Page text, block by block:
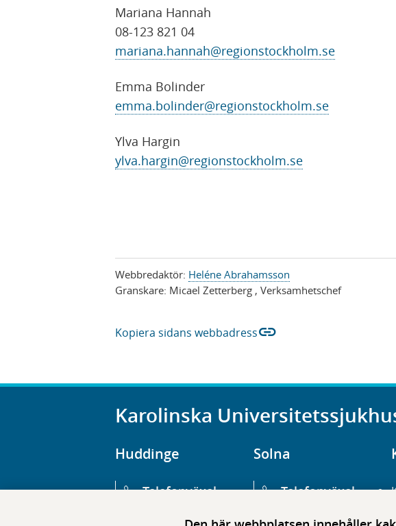
Mariana Hannah
08-123 821 04
mariana.hannah@regionstockholm.se
Emma Bolinder
emma.bolinder@regionstockholm.se
Ylva Hargin
ylva.hargin@regionstockholm.se
Webbredaktör: Heléne Abrahamsson
Granskare: Micael Zetterberg , Verksamhetschef
Kopiera sidans webbadresslink
Karolinska
Huddinge
Telefonväxel
Solna
Telefonväxel